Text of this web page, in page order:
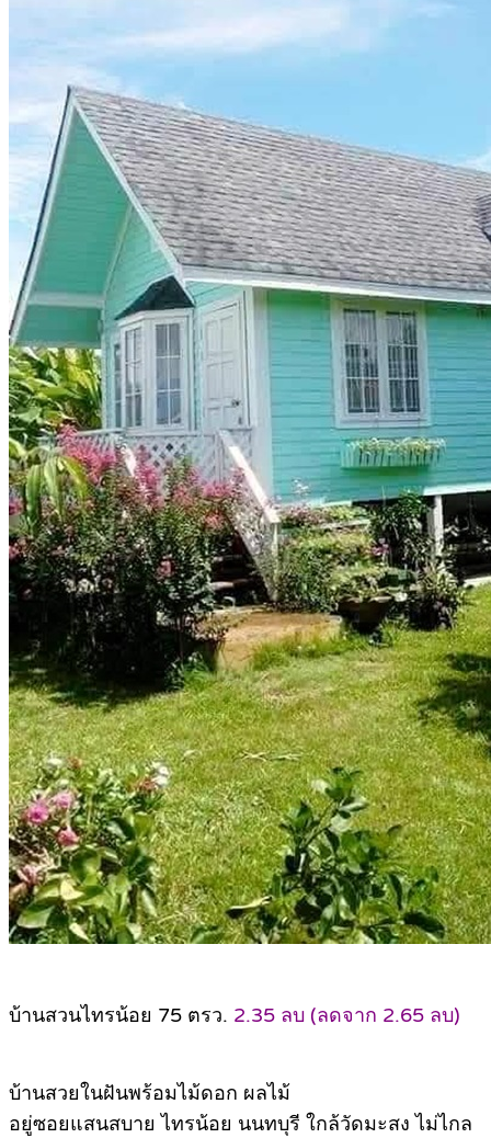
บ้านสวนไทรน้อย 75 ตรว. 2.35 ลบ (ลดจาก 2.65 ลบ)
บ้านสวยในฝันพร้อมไม้ดอก ผลไม้
อยู่ซอยแสนสบาย ไทรน้อย นนทบุรี ใกล้วัดมะสง ไม่ไกล